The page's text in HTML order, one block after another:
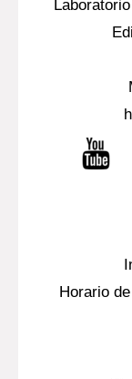
Horario